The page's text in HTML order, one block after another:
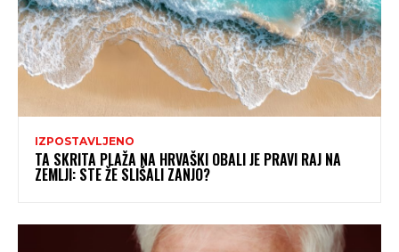
IZPOSTAVLJENO
TA SKRITA PLAŽA NA HRVAŠKI OBALI JE PRAVI RAJ NA
ZEMLJI: STE ŽE SLIŠALI ZANJO?